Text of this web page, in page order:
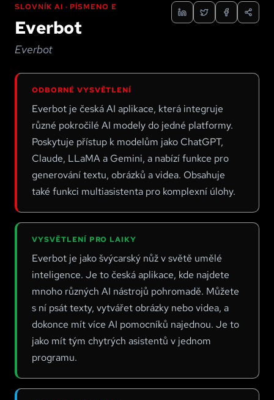
Evoluční algoritmy– Evolutionary Algorithms
Exascale computing
Expertní systém
Exploit nulového dne–Zero-Day Exploit
Extra stromy–Extra Trees
Extrahovat, Transformovat, Nahrát–ETL (Extract,
Transform, Load)
Extrakce informací– Information Extraction
Extrakce klíčových slov–Keyword Extraction
Extrakce příznaků
Feature Extraction
SLOVNÍK AI · PÍSMENO E
Everbot
Everbot
ODBORNÉ VYSVĚTLENÍ
Everbot je česká AI aplikace, která integruje
různé pokročilé AI modely do jedné platformy.
Poskytuje přístup k modelům jako ChatGPT,
Claude, LLaMA a Gemini, a nabízí funkce pro
generování textu, obrázků a videa. Obsahuje
také funkci multiasistenta pro komplexní úlohy.
VYSVĚTLENÍ PRO LAIKY
Everbot je jako švýcarský nůž v světě umělé
inteligence. Je to česká aplikace, kde najdete
mnoho různých AI nástrojů pohromadě. Můžete
s ní psát texty, vytvářet obrázky nebo videa, a
dokonce mít více AI pomocníků najednou. Je to
jako mít tým chytrých asistentů v jednom
programu.